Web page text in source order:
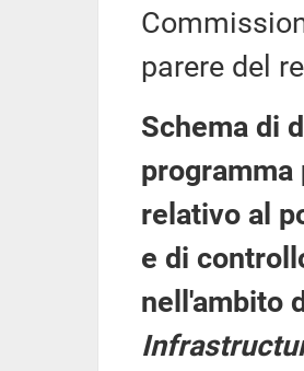
parere del
Schema di
programma
relativo al
e di
nell'ambito